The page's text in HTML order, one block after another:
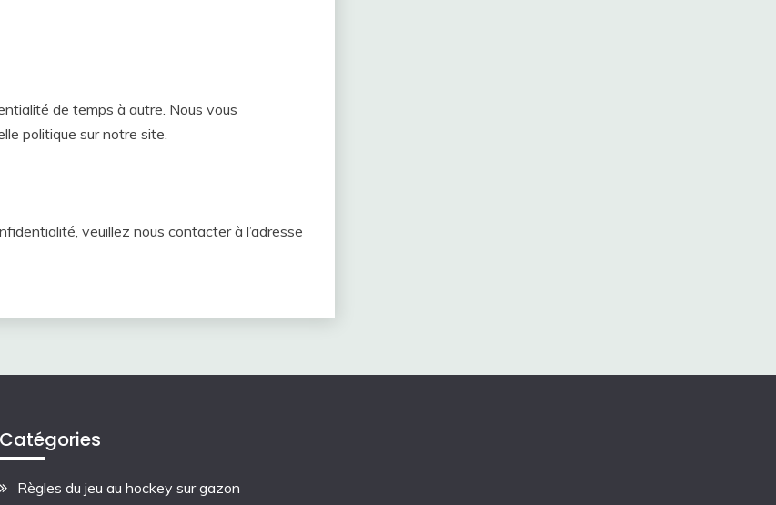
de temps à autre. Nous vous
politique sur notre site.
veuillez nous contacter à l’adresse
Catégories
Règles du jeu au hockey sur gazon